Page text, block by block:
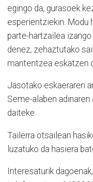
egingo da, gurasoek
esperientziekin. Modu
parte-hartzailea
denez, zehaztutako
mantentzea eskatzen
Jasotako eskaeraren
Seme-alaben adinaren
daiteke.
Tailerra otsailean
luzatuko da hasiera
Interesaturik